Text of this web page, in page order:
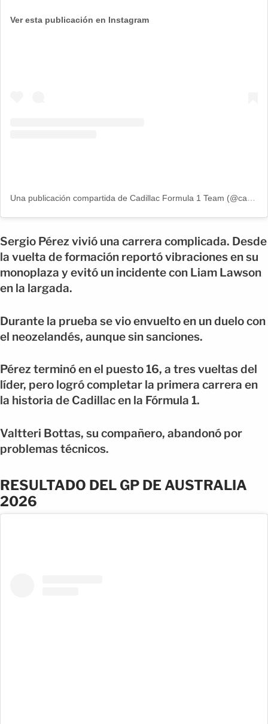
Ver esta publicación en Instagram
Una publicación compartida de Cadillac Formula 1 Team (@cadillacf1)
Sergio Pérez vivió una carrera complicada. Desde
la vuelta de formación reportó vibraciones en su
monoplaza y evitó un incidente con Liam Lawson
en la largada.
Durante la prueba se vio envuelto en un duelo con
el neozelandés, aunque sin sanciones.
Pérez terminó en el puesto 16, a tres vueltas del
líder, pero logró completar la primera carrera en
la historia de Cadillac en la Fórmula 1.
Valtteri Bottas, su compañero, abandonó por
problemas técnicos.
RESULTADO DEL GP DE AUSTRALIA
2026